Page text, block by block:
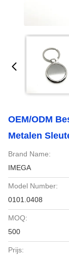
OEM/ODM
Metalen
Brand Name:
IMEGA
Model Number:
0101.0408
MOQ:
500
Prijs: